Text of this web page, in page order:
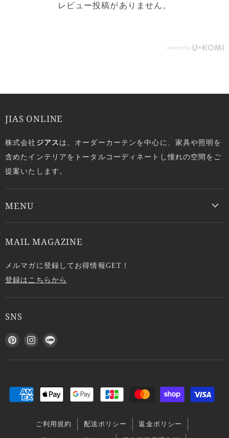
レビュー投稿がありません。
JIAS ONLINE
株式会社 ジアスは、オーダーカーテンを中心に、家具や照明を
含めたインテリアをトータルコーディネートし憧れの空間をご
提案いたします。
MENU
MAIL MAGAZINE
メルマガに登録してお得情報GET！
登録はこちらから
SNS
P
n
r
I
s
m
L
N
見
て
ご利用規約 配送ポリシー 返金ポリシー